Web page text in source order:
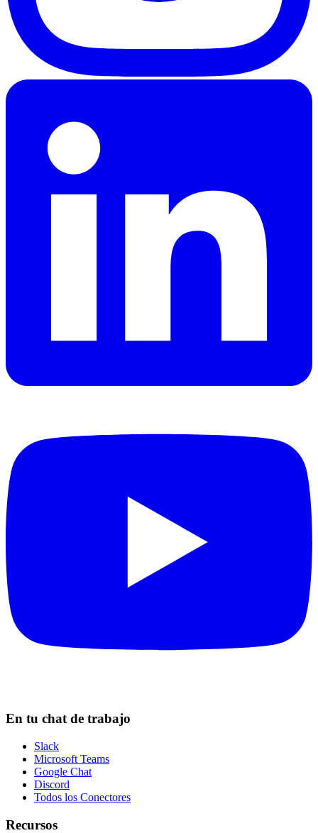
En tu chat de trabajo
Slack
Microsoft Teams
Google Chat
Discord
Todos los Conectores
Recursos